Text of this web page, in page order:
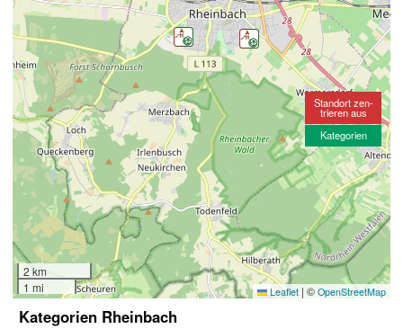
2 km
1 mi
Leaflet | © OpenStreetMap
Standort zen-
trieren aus
Kategorien
Kategorien Rheinbach